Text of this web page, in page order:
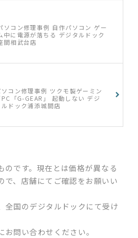
ソコン修理事例 自作パソコン ゲー
中に電源が落ちる デジタルドック
間相武台店
ソコン修理事例 ツクモ製ゲーミン
PC「G-GEAR」 起動しない デジ
ルドック浦添城間店
のです。現在とは価格が異なる
で、店舗にてご確認をお願いい
全国のデジタルドックにて受け
問い合わせください。